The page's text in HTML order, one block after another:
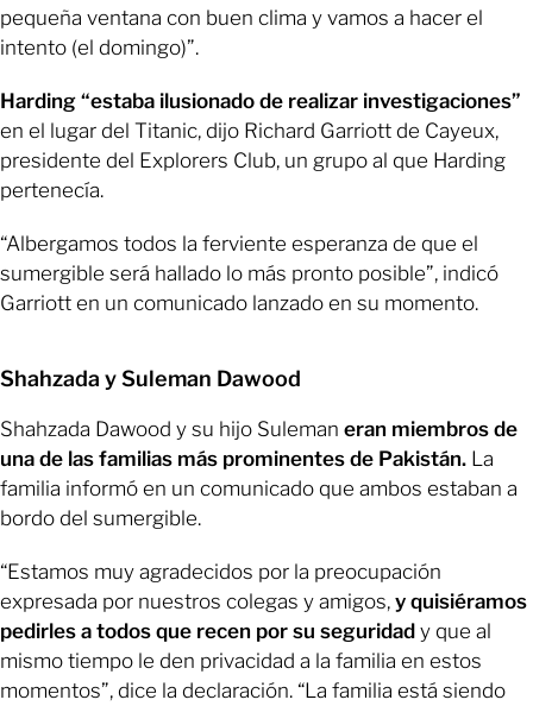
pequeña ventana con buen clima y vamos a hacer el
intento (el domingo)”.
Harding “estaba ilusionado de realizar investigaciones”
en el lugar del Titanic, dijo Richard Garriott de Cayeux,
presidente del Explorers Club, un grupo al que Harding
pertenecía.
“Albergamos todos la ferviente esperanza de que el
sumergible será hallado lo más pronto posible”, indicó
Garriott en un comunicado lanzado en su momento.
Shahzada y Suleman Dawood
Shahzada Dawood y su hijo Suleman eran miembros de
una de las familias más prominentes de Pakistán. La
familia informó en un comunicado que ambos estaban a
bordo del sumergible.
“Estamos muy agradecidos por la preocupación
expresada por nuestros colegas y amigos, y quisiéramos
pedirles a todos que recen por su seguridad y que al
mismo tiempo le den privacidad a la familia en estos
momentos”, dice la declaración. “La familia está siendo